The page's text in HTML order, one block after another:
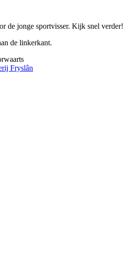
de jonge sportvisser. Kijk snel verder!
de linkerkant.
Fryslân